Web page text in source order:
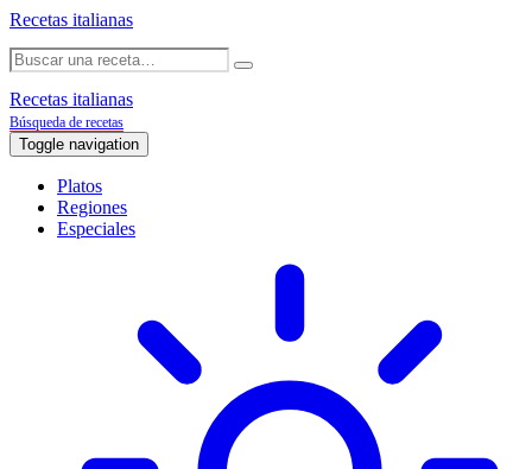
Recetas italianas
Recetas italianas
Búsqueda de recetas
Toggle navigation
Platos
Regiones
Especiales